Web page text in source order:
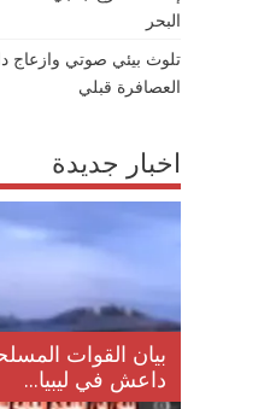
البحر
تلوث بيئي صوتي وازعاج
العصافرة قبلي
اخبار جديدة
بيان القوات
داعش في ليبيا...